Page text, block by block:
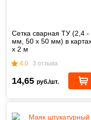
Сетка сварная ТУ (2,4 -
мм, 50 х 50 мм) в
х 2 м
4.0 3 отзыва
14,65 руб./шт.